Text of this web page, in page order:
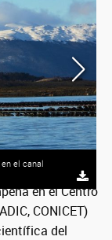
el canal
en el Centro
CONICET)
del